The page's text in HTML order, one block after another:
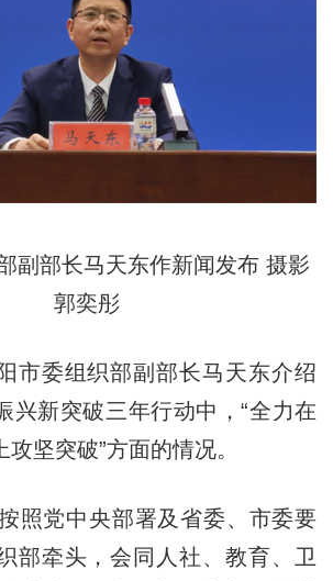
副部长马天东作新闻发布 摄影
郭奕彤
委组织部副部长马天东介绍
兴新突破三年行动中，“全力在
坚突破”方面的情况。
党中央部署及省委、市委要
部牵头，会同人社、教育、卫